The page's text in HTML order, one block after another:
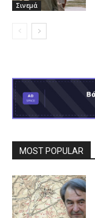
Σινεμά
MOST POPULAR